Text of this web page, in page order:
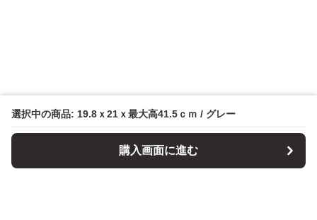
選択中の商品: 19.8ｘ21ｘ最大高41.5ｃｍ / グレー
購入画面に進む